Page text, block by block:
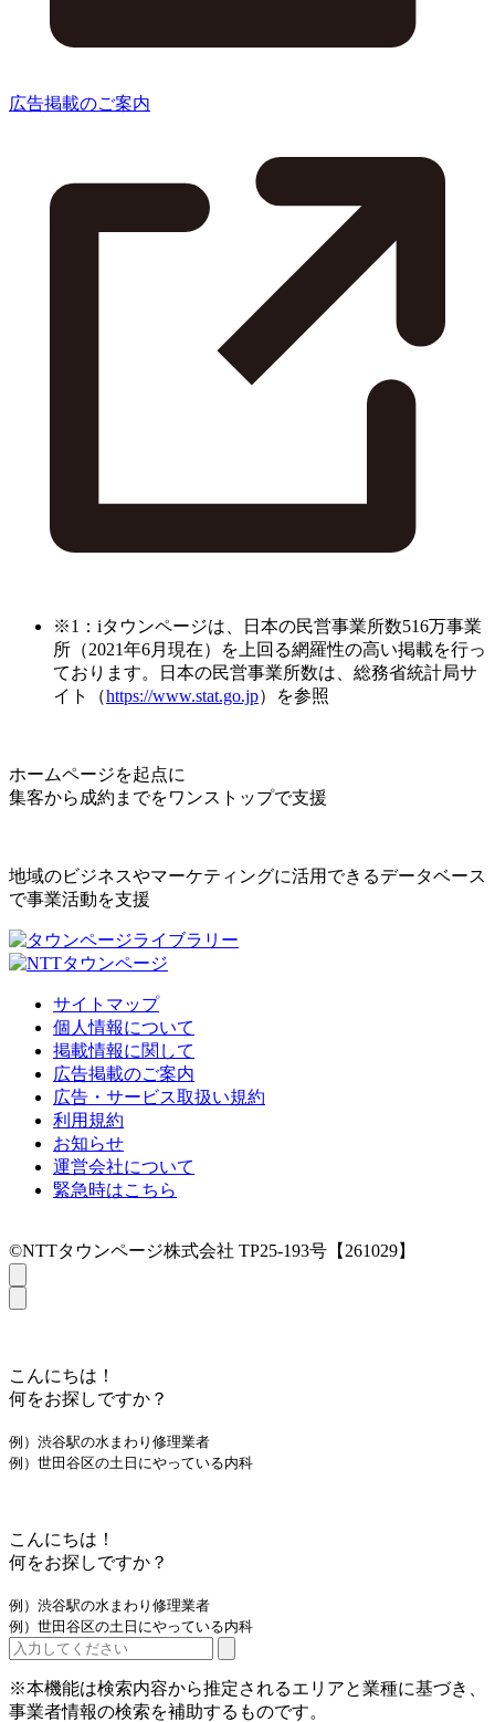
広告掲載のご案内
※1：iタウンページは、日本の民営事業所数516万事業
所（2021年6月現在）を上回る網羅性の高い掲載を行っ
ております。日本の民営事業所数は、総務省統計局サ
イト（https://www.stat.go.jp）を参照
ホームページを起点に
集客から成約までをワンストップで支援
地域のビジネスやマーケティングに活用できるデータベース
で事業活動を支援
サイトマップ
個人情報について
掲載情報に関して
広告掲載のご案内
広告・サービス取扱い規約
利用規約
お知らせ
運営会社について
緊急時はこちら
©NTTタウンページ株式会社 TP25-193号【261029】
こんにちは！
何をお探しですか？
例）渋谷駅の水まわり修理業者
例）世田谷区の土日にやっている内科
こんにちは！
何をお探しですか？
例）渋谷駅の水まわり修理業者
例）世田谷区の土日にやっている内科
※本機能は検索内容から推定されるエリアと業種に基づき、
事業者情報の検索を補助するものです。